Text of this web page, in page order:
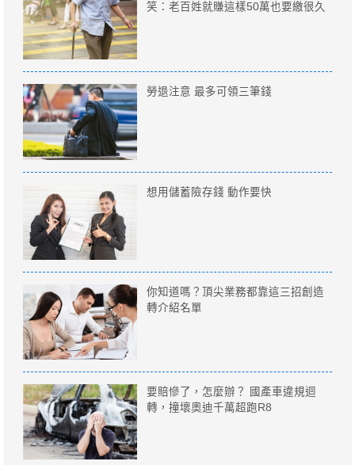
笑：老百姓就賺這樣50萬也要繳很久
勞退注意 最多可領三筆錢
想用儲蓄險存錢 動作要快
你知道嗎？頂尖業務都靠這三招創造
轉介紹名單
要賠慘了，怎麼辦？ 國產車違規迴
轉，撞壞奧迪千萬超跑R8